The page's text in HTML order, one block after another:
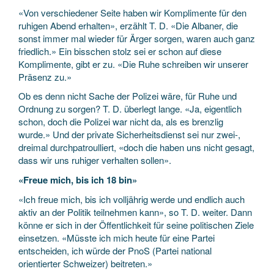
«Von verschiedener Seite haben wir Komplimente für den
ruhigen Abend erhalten», erzählt T. D. «Die Albaner, die
sonst immer mal wieder für Ärger sorgen, waren auch ganz
friedlich.» Ein bisschen stolz sei er schon auf diese
Komplimente, gibt er zu. «Die Ruhe schreiben wir unserer
Präsenz zu.»
Ob es denn nicht Sache der Polizei wäre, für Ruhe und
Ordnung zu sorgen? T. D. überlegt lange. «Ja, eigentlich
schon, doch die Polizei war nicht da, als es brenzlig
wurde.» Und der private Sicherheitsdienst sei nur zwei-,
dreimal durchpatroulliert, «doch die haben uns nicht gesagt,
dass wir uns ruhiger verhalten sollen».
«Freue mich, bis ich 18 bin»
«Ich freue mich, bis ich volljährig werde und endlich auch
aktiv an der Politik teilnehmen kann», so T. D. weiter. Dann
könne er sich in der Öffentlichkeit für seine politischen Ziele
einsetzen. «Müsste ich mich heute für eine Partei
entscheiden, ich würde der PnoS (Partei national
orientierter Schweizer) beitreten.»